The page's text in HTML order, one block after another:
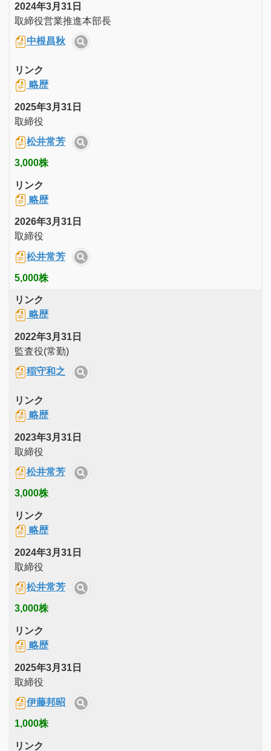
2024年3月31日
取締役営業推進本部長
中根昌秋
リンク
略歴
2025年3月31日
取締役
松井常芳
3,000株
リンク
略歴
2026年3月31日
取締役
松井常芳
5,000株
リンク
略歴
2022年3月31日
監査役(常勤)
稲守和之
リンク
略歴
2023年3月31日
取締役
松井常芳
3,000株
リンク
略歴
2024年3月31日
取締役
松井常芳
3,000株
リンク
略歴
2025年3月31日
取締役
伊藤邦昭
1,000株
リンク